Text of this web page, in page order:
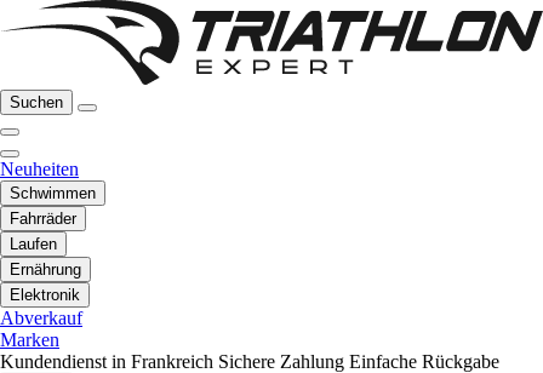
Suchen
Neuheiten
Schwimmen
Fahrräder
Laufen
Ernährung
Elektronik
Abverkauf
Marken
Kundendienst in Frankreich Sichere Zahlung Einfache Rückgabe